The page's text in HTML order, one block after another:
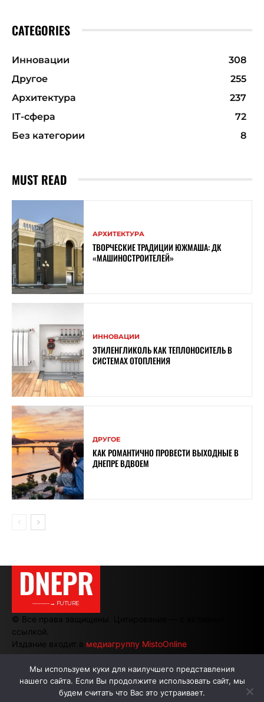
CATEGORIES
Инновации
308
Другое
255
Архитектура
237
ІТ-сфера
72
Без категории
8
MUST READ
АРХИТЕКТУРА
ТВОРЧЕСКИЕ ТРАДИЦИИ ЮЖМАША: ДК
«МАШИНОСТРОИТЕЛЕЙ»
ИННОВАЦИИ
ЭТИЛЕНГЛИКОЛЬ КАК ТЕПЛОНОСИТЕЛЬ В
СИСТЕМАХ ОТОПЛЕНИЯ
ДРУГОЕ
КАК РОМАНТИЧНО ПРОВЕСТИ ВЫХОДНЫЕ В
ДНЕПРЕ ВДВОЕМ
DNEPR
———→ FUTURE
© Все права защищены. Цитирование — с активной
ссылкой.
Издание входит в медиагруппу MistoOnline
АВТОРЫ РЕКЛАМА НА САЙТЕ
Мы используем куки для наилучшего представления
нашего сайта. Если Вы продолжите использовать сайт, мы
будем считать что Вас это устраивает.